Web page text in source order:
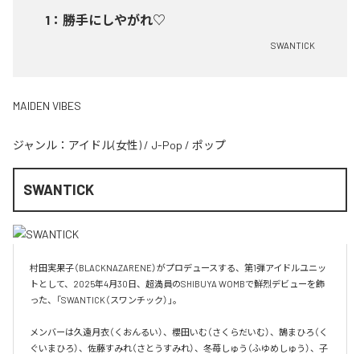
1 ： 勝手にしやがれ♡
SWANTICK
MAIDEN VIBES
ジャンル： アイドル(女性) / J-Pop / ポップ
SWANTICK
村田実果子（BLACKNAZARENE）がプロデュースする、第1弾アイドルユニッ
トとして、2025年4月30日、超満員のSHIBUYA WOMBで鮮烈デビューを飾
った、「SWANTICK（スワンチック）」。
メンバーは久遠月衣（くおんるい）、櫻田いむ（さくらだいむ）、鵠まひろ（く
ぐいまひろ）、佐藤すみれ（さとうすみれ）、冬苺しゅう（ふゆめしゅう）、子